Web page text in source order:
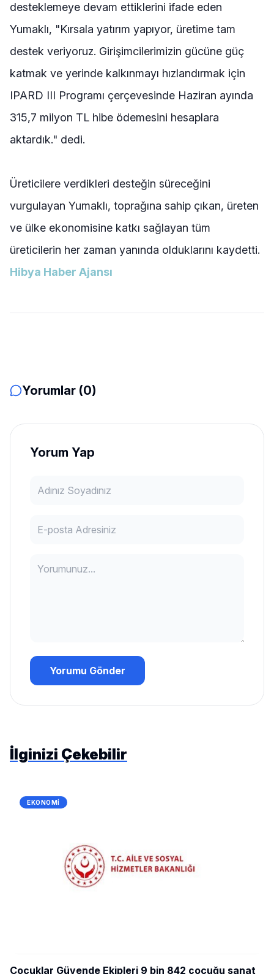
desteklemeye devam ettiklerini ifade eden
Yumaklı, "Kırsala yatırım yapıyor, üretime tam
destek veriyoruz. Girişimcilerimizin gücüne güç
katmak ve yerinde kalkınmayı hızlandırmak için
IPARD III Programı çerçevesinde Haziran ayında
315,7 milyon TL hibe ödemesini hesaplara
aktardık." dedi.
Üreticilere verdikleri desteğin süreceğini
vurgulayan Yumaklı, toprağına sahip çıkan, üreten
ve ülke ekonomisine katkı sağlayan tüm
üreticilerin her zaman yanında olduklarını kaydetti.
Hibya Haber Ajansı
Yorumlar (0)
Yorum Yap
Yorumu Gönder
İlginizi Çekebilir
EKONOMI
Çocuklar Güvende Ekipleri 9 bin 842 çocuğu sanat